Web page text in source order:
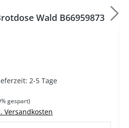
Wald B66959873
2-5 Tage
gespart)
Versandkosten